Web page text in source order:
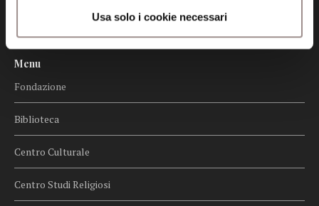
Usa solo i cookie necessari
Menu
Fondazione
Biblioteca
Centro Culturale
Centro Studi Religiosi